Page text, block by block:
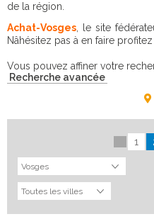
de la région.
Achat-Vosges , le site
Nâhésitez pas à en faire
Vous pouvez affiner votre
Recherche avancée
1